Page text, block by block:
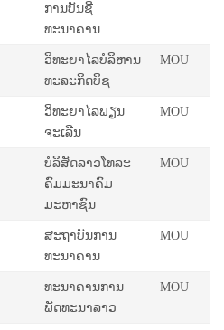
ການບັນຊີ
ທະນາຄານ
ວິທະຍາໄລບໍລິຫານ
ທະລະກິດບິຊ
MOU
ວິທະຍາໄລພຽນ
ຈະເລີນ
MOU
ບໍລິສັດລາວໂທລະ
ຄົມມະນາຄົມ
ມະຫາຊົນ
MOU
ສະຖາບັນການ
ທະນາຄານ
MOU
ທະນາຄານການ
ພັດທະນາລາວ
MOU